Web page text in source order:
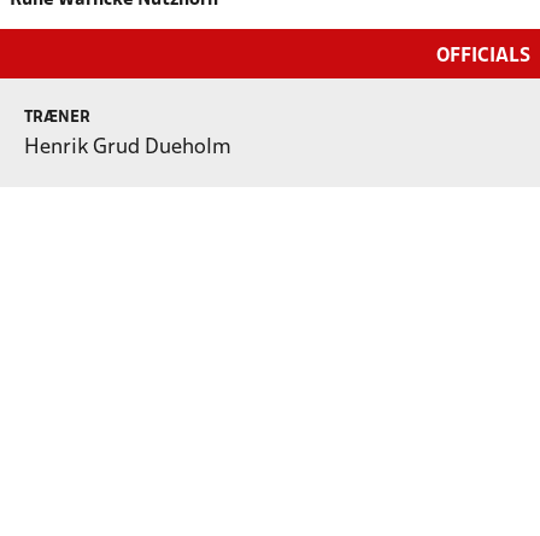
OFFICIALS
TRÆNER
Henrik Grud Dueholm